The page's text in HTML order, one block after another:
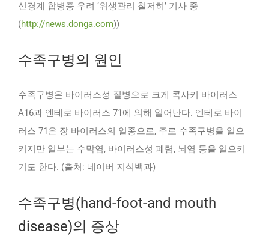
신경계 합병증 우려 ‘위생관리 철저히’ 기사 중
(http://news.donga.com))
수족구병의 원인
수족구병은 바이러스성 질병으로 크게 콕사키 바이러스
A16과 엔테로 바이러스 71에 의해 일어난다. 엔테로 바이
러스 71은 장 바이러스의 일종으로, 주로 수족구병을 일으
키지만 일부는 수막염, 바이러스성 폐렴, 뇌염 등을 일으키
기도 한다. (출처: 네이버 지식백과)
수족구병(hand-foot-and mouth
disease)의 증상